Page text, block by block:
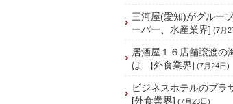
三河屋(愛知)がグルー
ーパー、水産業界] (7月
居酒屋１６店舗譲渡の
は [外食業界] (7月24日)
ビジネスホテルのプ
[外食業界] (7月23日)